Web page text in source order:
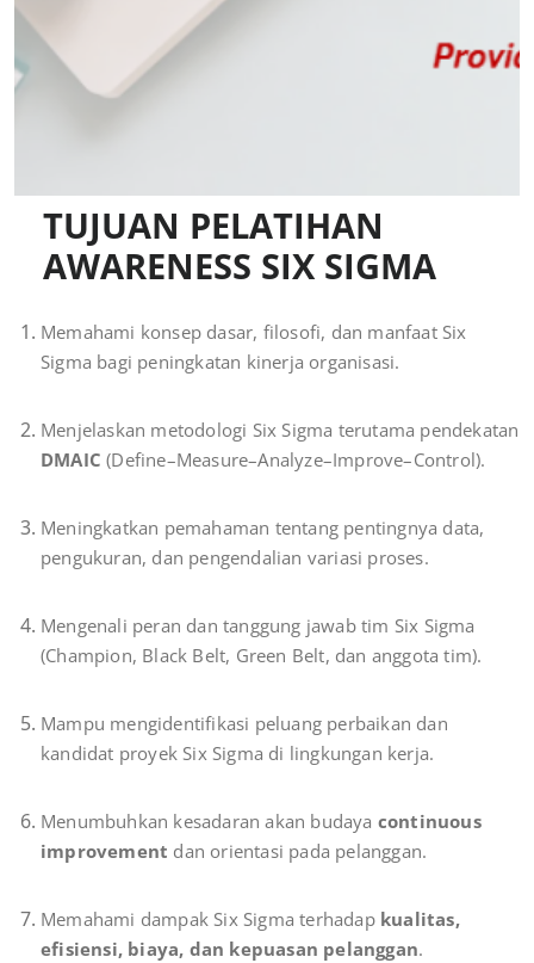
TUJUAN PELATIHAN
AWARENESS SIX SIGMA
Memahami konsep dasar, filosofi, dan manfaat Six
Sigma bagi peningkatan kinerja organisasi.
Menjelaskan metodologi Six Sigma terutama pendekatan
DMAIC (Define–Measure–Analyze–Improve–Control).
Meningkatkan pemahaman tentang pentingnya data,
pengukuran, dan pengendalian variasi proses.
Mengenali peran dan tanggung jawab tim Six Sigma
(Champion, Black Belt, Green Belt, dan anggota tim).
Mampu mengidentifikasi peluang perbaikan dan
kandidat proyek Six Sigma di lingkungan kerja.
Menumbuhkan kesadaran akan budaya continuous
improvement dan orientasi pada pelanggan.
Memahami dampak Six Sigma terhadap kualitas,
efisiensi, biaya, dan kepuasan pelanggan.